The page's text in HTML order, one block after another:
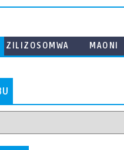
ZILIZOSOMWA
MAONI